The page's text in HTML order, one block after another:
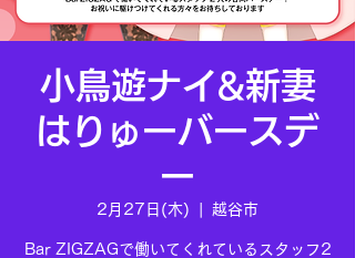
小鳥遊ナイ&新妻
はりゅーバースデ
ー
2月27日(木) 越谷市
Bar ZIGZAGで働いてくれているスタッフ2